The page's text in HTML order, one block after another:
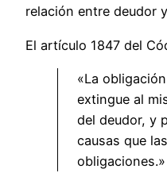
relación entre deudor
El artículo 1847 del
«La
extingue al
del deudor, y
causas que
obligaciones.»